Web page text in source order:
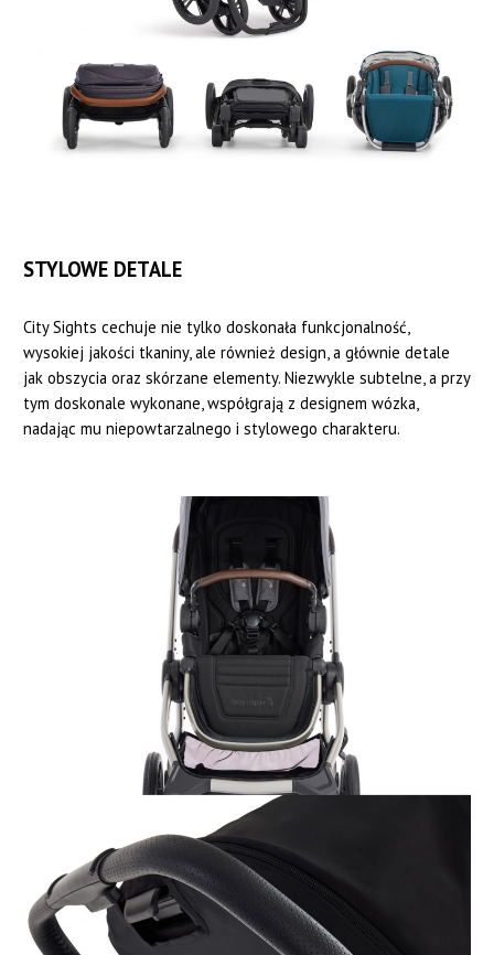
STYLOWE DETALE
City Sights cechuje nie tylko doskonała funkcjonalność,
wysokiej jakości tkaniny, ale również design, a głównie detale
jak obszycia oraz skórzane elementy. Niezwykle subtelne, a przy
tym doskonale wykonane, współgrają z designem wózka,
nadając mu niepowtarzalnego i stylowego charakteru.